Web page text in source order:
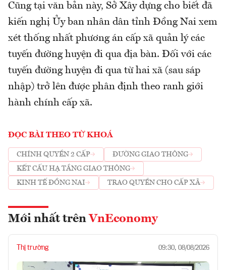
Cũng tại văn bản này, Sở Xây dựng cho biết đã
kiến nghị Ủy ban nhân dân tỉnh Đồng Nai xem
xét thống nhất phương án cấp xã quản lý các
tuyến đường huyện đi qua địa bàn. Đối với các
tuyến đường huyện đi qua từ hai xã (sau sáp
nhập) trở lên được phân định theo ranh giới
hành chính cấp xã.
ĐỌC BÀI THEO TỪ KHOÁ
CHÍNH QUYỀN 2 CẤP
ĐƯỜNG GIAO THÔNG
KẾT CẤU HẠ TẦNG GIAO THÔNG
KINH TẾ ĐỒNG NAI
TRAO QUYỀN CHO CẤP XÃ
Mới nhất trên VnEconomy
Thị trường 09:30, 08/08/2026